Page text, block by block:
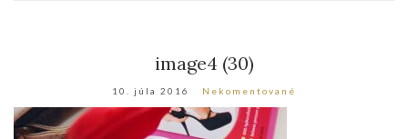
image4 (30)
10. júla 2016 Nekomentované